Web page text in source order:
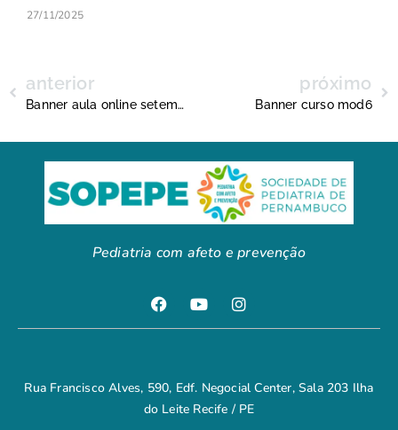
27/11/2025
anterior
Banner aula online setembro1
próximo
Banner curso mod6
Pediatria com afeto e prevenção
Rua Francisco Alves, 590, Edf. Negocial Center, Sala 203 Ilha
do Leite Recife / PE